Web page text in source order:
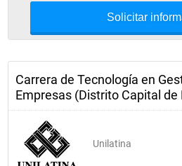
Solicitar
Carrera de Tecnología en
Empresas (Distrito Capital de
Unilatina